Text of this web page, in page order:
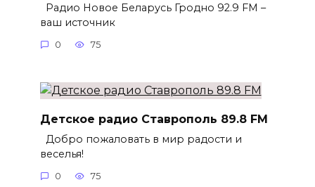
Радио Новое Беларусь Гродно 92.9 FM –
ваш источник
0 75
Детское радио Ставрополь 89.8 FM
Добро пожаловать в мир радости и
веселья!
0 75